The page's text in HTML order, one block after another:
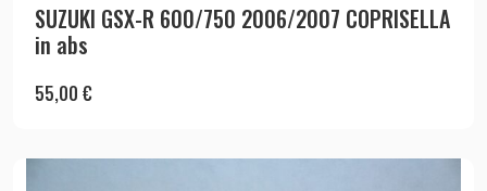
SUZUKI GSX-R 600/750 2006/2007 COPRISELLA
in abs
55,00 €